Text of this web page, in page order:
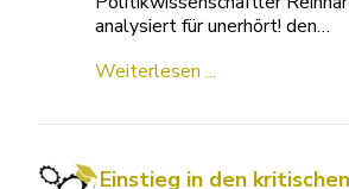
Weiterlesen ...
Einstieg in den